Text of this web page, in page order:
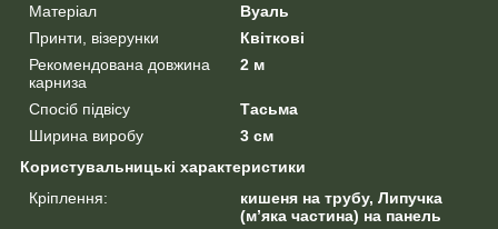
Матеріал
Вуаль
Принти, візерунки
Квіткові
Рекомендована довжина
карниза
2 м
Спосіб підвісу
Тасьма
Ширина виробу
3 см
Користувальницькі характеристики
Кріплення:
кишеня на трубу, Липучка
(м’яка частина) на панель